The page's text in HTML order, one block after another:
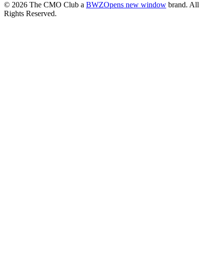
© 2026 The CMO Club a BWZOpens new window brand. All
Rights Reserved.